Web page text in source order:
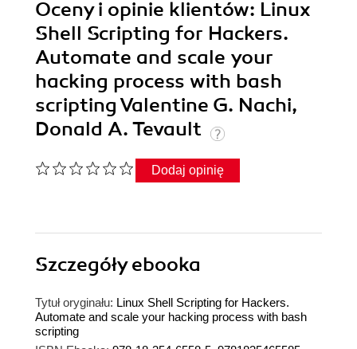
Oceny i opinie klientów: Linux
Shell Scripting for Hackers.
Automate and scale your
hacking process with bash
scripting Valentine G. Nachi,
Donald A. Tevault
Dodaj opinię
Szczegółyebooka
Tytuł oryginału: Linux Shell Scripting for Hackers.
Automate and scale your hacking process with bash
scripting